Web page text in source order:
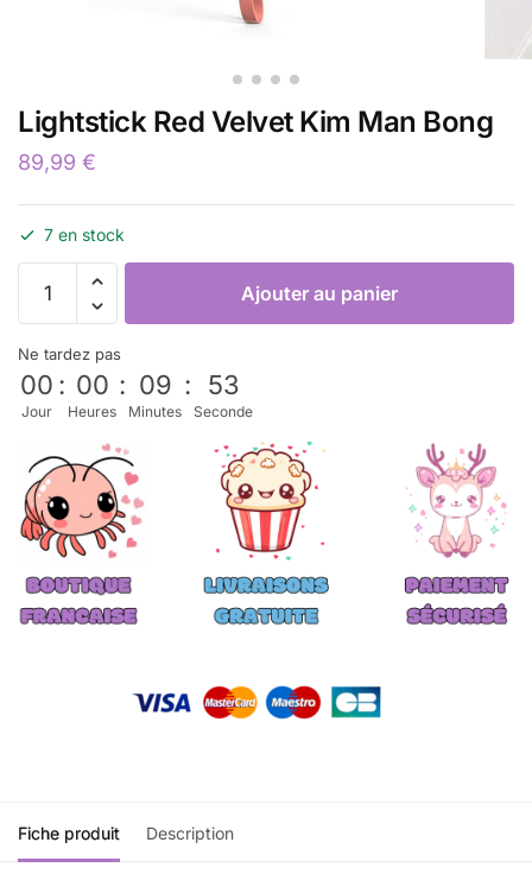
Lightstick Red Velvet Kim Man Bong
89,99 €
7 en stock
Ajouter au panier
Ne tardez pas
00
Jour
: 00
Heures
: 09
Minutes
: 53
Seconde
Fiche produit Description